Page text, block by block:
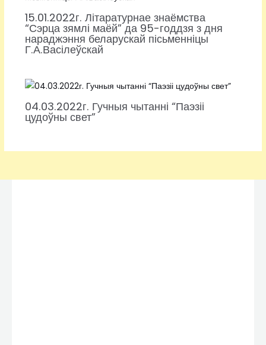
15.01.2022г. Літаратурнае знаёмства
“Сэрца зямлі маёй” да 95-годдзя з дня
нараджэння беларускай пісьменніцы
Г.А.Васілеўскай
04.03.2022г. Гучныя чытанні “Паэзіі
цудоўны свет”